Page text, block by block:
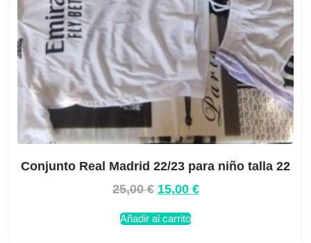
Conjunto Real Madrid 22/23 para niño talla 22
25,00€ 15,00 €
Añadir al carrito